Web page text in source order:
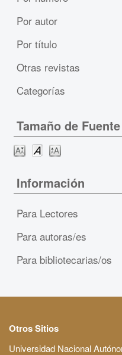
Por autor
Por título
Otras revistas
Categorías
Tamaño de Fuente
Información
Para Lectores
Para autoras/es
Para bibliotecarias/os
Otros Sitios
Universidad Nacional